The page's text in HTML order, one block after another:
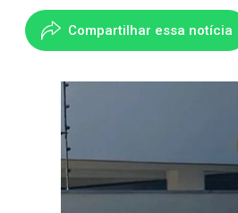
Compartilhar essa notícia